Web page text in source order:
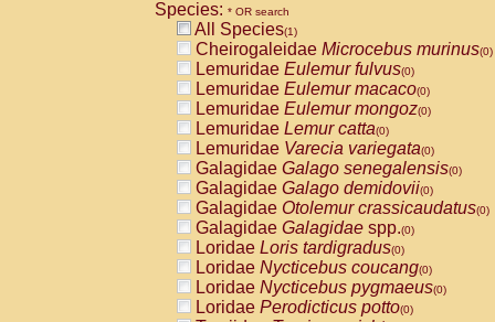
CebidaeCebus capucinus
CebidaeCebus nigrivittatus
CebidaeCebus spp.(0)
CebidaeSaimiri boliviensis(0)
CebidaeSaimiri sciureus(0)
AtelidaeAlouatta caraya(0)
AtelidaeAlouatta fusca(0)
AtelidaeAlouatta seniculus(0)
AtelidaeAlouattaspp.(0)
AtelidaeAteles belzebuth(0)
AtelidaeAteles geoffroyi(0)
AtelidaeAteles paniscus(0)
AtelidaeAtelesspp.(0)
AtelidaeLagothrix lagothricha(0)
AtelidaeLagothrix lagothricha cana
PitheciidaeCacajao calvus
Species: * OR search
All Species(1)
Cheirogaleidae Microcebus murinus(0)
Lemuridae Eulemur fulvus(0)
Lemuridae Eulemur macaco(0)
Lemuridae Eulemur mongoz(0)
Lemuridae Lemur catta(0)
Lemuridae Varecia variegata(0)
Galagidae Galago senegalensis(0)
Galagidae Galago demidovii(0)
Galagidae Otolemur crassicaudatus(0)
Galagidae Galagidae spp.(0)
Loridae Loris tardigradus(0)
Loridae Nycticebus coucang(0)
Loridae Nycticebus pygmaeus(0)
Loridae Perodicticus potto(0)